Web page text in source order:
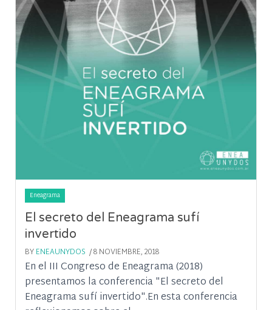
Eneagrama
El secreto del Eneagrama sufí
invertido
BYENEAUNYDOS / 8 NOVIEMBRE, 2018
En el III Congreso de Eneagrama (2018)
presentamos la conferencia "El secreto del
Eneagrama sufí invertido".En esta conferencia